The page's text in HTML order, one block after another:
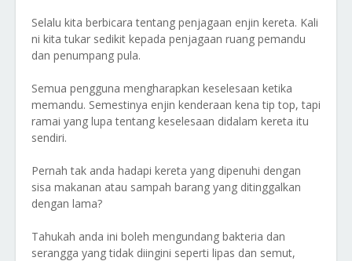
Selalu kita berbicara tentang penjagaan enjin kereta. Kali
ni kita tukar sedikit kepada penjagaan ruang pemandu
dan penumpang pula.
Semua pengguna mengharapkan keselesaan ketika
memandu. Semestinya enjin kenderaan kena tip top, tapi
ramai yang lupa tentang keselesaan didalam kereta itu
sendiri.
Pernah tak anda hadapi kereta yang dipenuhi dengan
sisa makanan atau sampah barang yang ditinggalkan
dengan lama?
Tahukah anda ini boleh mengundang bakteria dan
serangga yang tidak diingini seperti lipas dan semut,